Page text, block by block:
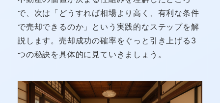
で、次は「どうすれば相場より高く、有利な条件
で売却できるのか」という実践的なステップを解
説します。売却成功の確率をぐっと引き上げる3
つの秘訣を具体的に見ていきましょう。